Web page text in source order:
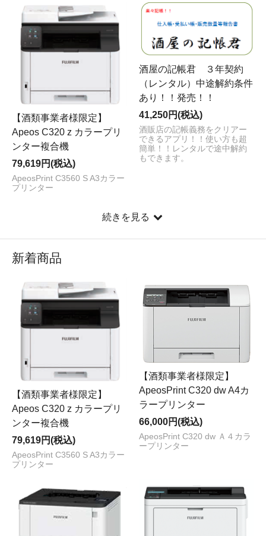
【酒類事業者様限定】
Apeos C320 z カラープリ
ンター複合機
79,619円(税込)
ApeosPrint C3560 S A3カラー
プリンター
酒屋の記帳君 ３年契約
（レンタル）中途解約条件
あり！！発売！！
41,250円(税込)
酒販店の記帳義務をクリアー
できるアプリ！！使い方も超
簡単！！レンタルで途中解約
もできます。
続きを見る
新着商品
【酒類事業者様限定】
Apeos C320 z カラープリ
ンター複合機
79,619円(税込)
ApeosPrint C3560 S A3カラー
プリンター
【酒類事業者様限定】
ApeosPrint C320 dw A4カ
ラープリンター
66,000円(税込)
ApeosPrint C320 dw Ａ４カラ
ープリンター